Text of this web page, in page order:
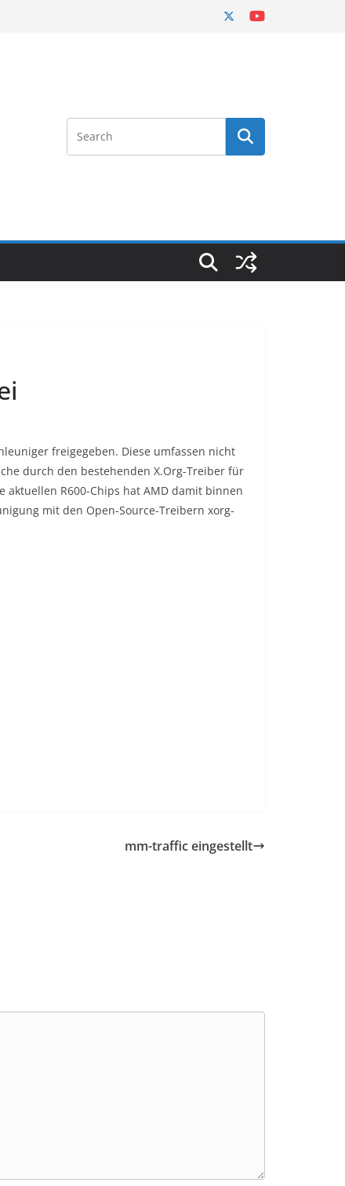
freigegeben. Diese umfassen nicht
durch den bestehenden X.Org-Treiber für
R600-Chips hat AMD damit binnen
mit den Open-Source-Treibern xorg-
mm-traffic eingestellt